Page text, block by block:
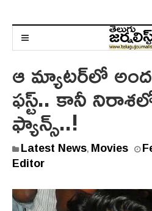
ఆ మ్యాటర్‌లో
ఫ‌స్ట్‌.. కానీ
ఫ్యాన్స్..!
Latest News, Movies
Editor